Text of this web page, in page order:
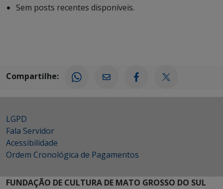
Sem posts recentes disponíveis.
Compartilhe:
LGPD
Fala Servidor
Acessibilidade
Ordem Cronológica de Pagamentos
FUNDAÇÃO DE CULTURA DE MATO GROSSO DO SUL